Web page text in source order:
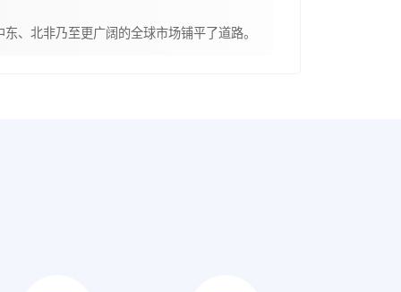
、北非乃至更广阔的全球市场铺平了道路。